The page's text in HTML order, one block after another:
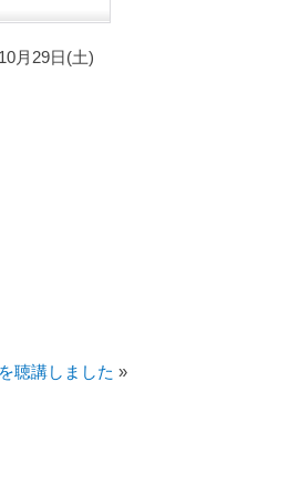
月29日(土)
聴講しました »